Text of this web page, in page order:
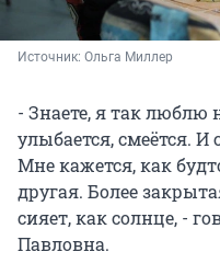
Источник: Ольга Миллер
- Знаете, я так люблю
улыбается, смеётся. И
Мне кажется, как
другая. Более
сияет, как солнце, -
Павловна.